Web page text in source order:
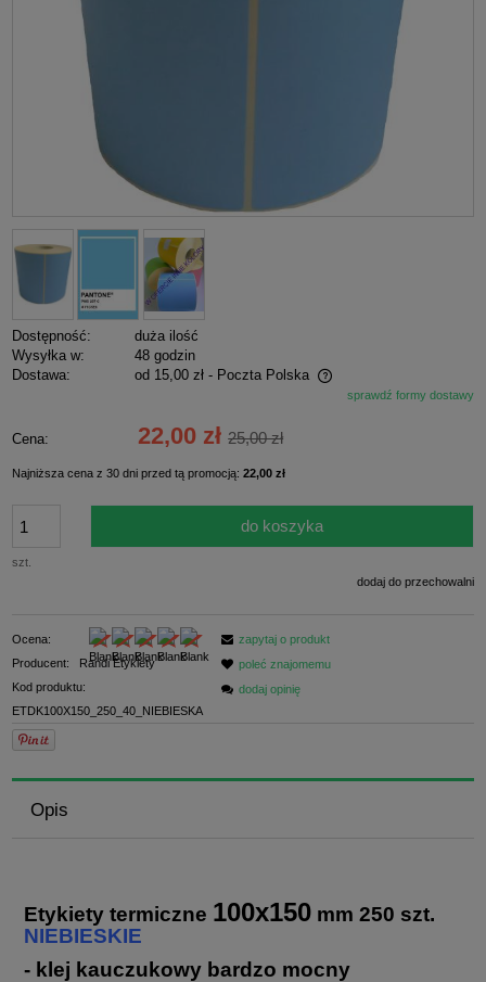
Dostępność:
duża ilość
Wysyłka w:
48 godzin
Dostawa:
od 15,00 zł - Poczta Polska
Cena nie zawiera ewentualnych kosztów płatnościsprawdź formy dostawy
Cena: 22,00 zł 25,00 zł
Najniższa cena z 30 dni przed tą promocją: 22,00 zł
szt.
do koszyka
dodaj do przechowalni
Ocena:
Producent:
Randi Etykiety
Kod produktu:
ETDK100X150_250_40_NIEBIESKA
zapytaj o produkt
poleć znajomemu
dodaj opinię
Opis
Etykiety termiczne 100x150 mm 250 szt.
NIEBIESKIE
- klej kauczukowy bardzo mocny